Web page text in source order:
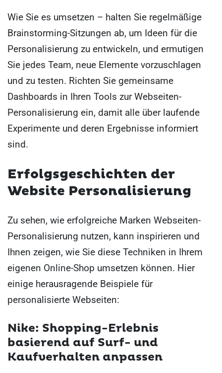
Wie Sie es umsetzen – halten Sie regelmäßige
Brainstorming-Sitzungen ab, um Ideen für die
Personalisierung zu entwickeln, und ermutigen
Sie jedes Team, neue Elemente vorzuschlagen
und zu testen. Richten Sie gemeinsame
Dashboards in Ihren Tools zur Webseiten-
Personalisierung ein, damit alle über laufende
Experimente und deren Ergebnisse informiert
sind.
Erfolgsgeschichten der
Website Personalisierung
Zu sehen, wie erfolgreiche Marken Webseiten-
Personalisierung nutzen, kann inspirieren und
Ihnen zeigen, wie Sie diese Techniken in Ihrem
eigenen Online-Shop umsetzen können. Hier
einige herausragende Beispiele für
personalisierte Webseiten:
Nike: Shopping-Erlebnis
basierend auf Surf- und
Kaufverhalten anpassen